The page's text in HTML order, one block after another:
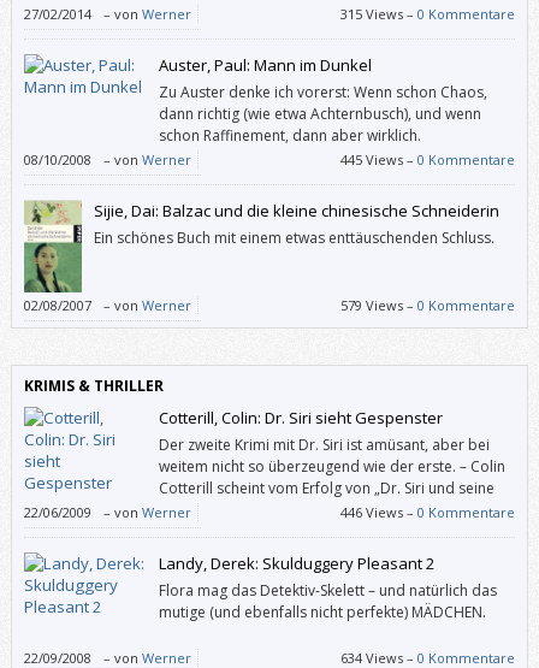
Korrekturen“ sind vergnügliche Kunst, anspruchsvoll
und zugänglich.
27/02/2014 – von Werner 315 Views –0 Kommentare
Auster, Paul: Mann im Dunkel
Zu Auster denke ich vorerst: Wenn schon Chaos,
dann richtig (wie etwa Achternbusch), und wenn
schon Raffinement, dann aber wirklich.
08/10/2008 – von Werner 445 Views –0 Kommentare
Sijie, Dai: Balzac und die kleine chinesische Schneiderin
Ein schönes Buch mit einem etwas enttäuschenden Schluss.
02/08/2007 – von Werner 579 Views –0 Kommentare
KRIMIS & THRILLER
Cotterill, Colin: Dr. Siri sieht Gespenster
Der zweite Krimi mit Dr. Siri ist amüsant, aber bei
weitem nicht so überzeugend wie der erste. – Colin
Cotterill scheint vom Erfolg von „Dr. Siri und seine
Toten“ unter gehörigen Druck gesetzt worden zu
sein, denn der zweite Krimi mit dem humanistischen, altersweisen 72-
jährigen Pathologen aus Laos wirkt etwas verkrampft geschrieben.
22/06/2009 – von Werner 446 Views –0 Kommentare
Landy, Derek: Skulduggery Pleasant 2
Flora mag das Detektiv-Skelett – und natürlich das
mutige (und ebenfalls nicht perfekte) MÄDCHEN.
22/09/2008 – von Werner 634 Views –0 Kommentare